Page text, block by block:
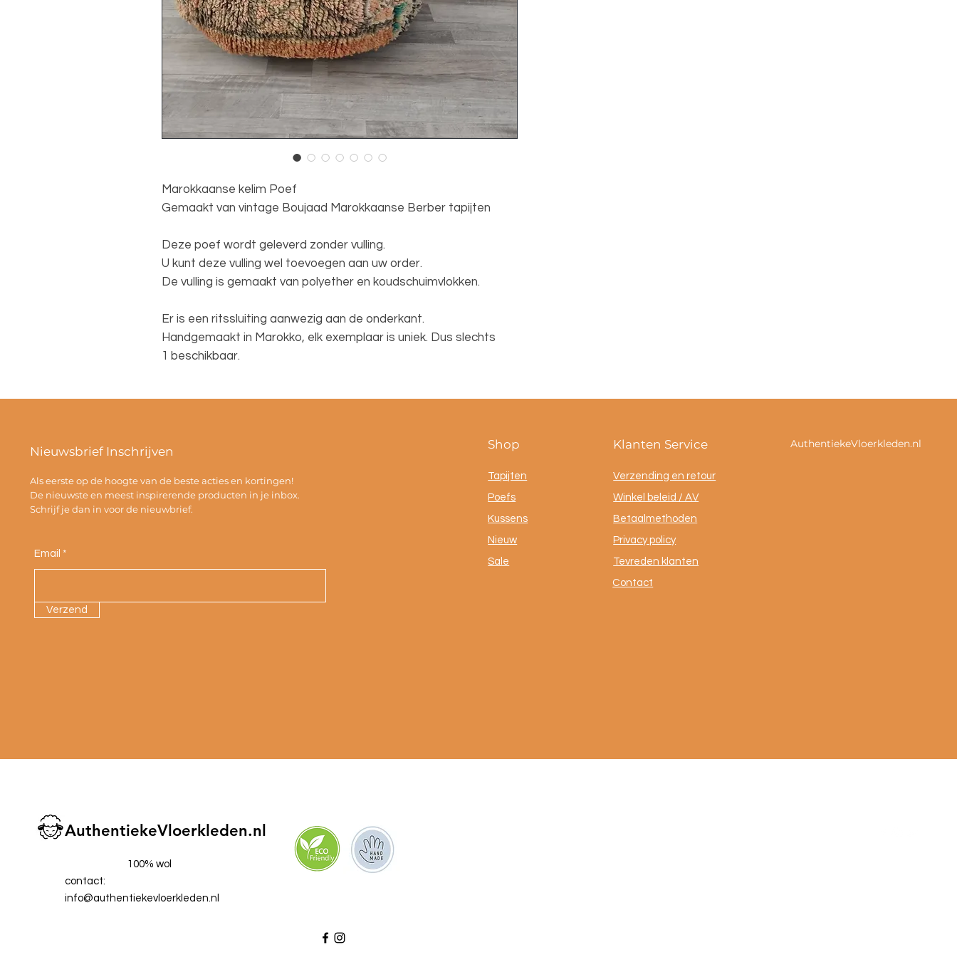
Marokkaanse kelim Poef
Gemaakt van vintage Boujaad Marokkaanse Berber tapijten
Deze poef wordt geleverd zonder vulling.
U kunt deze vulling wel toevoegen aan uw order.
De vulling is gemaakt van polyether en koudschuimvlokken.
Er is een ritssluiting aanwezig aan de onderkant.
Handgemaakt in Marokko, elk exemplaar is uniek. Dus slechts
1 beschikbaar.
Nieuwsbrief Inschrijven
Als eerste op de hoogte van de beste acties en kortingen!
De nieuwste en meest inspirerende producten in je inbox.
Schrijf je dan in voor de nieuwbrief.
Email
Verzend
Shop
Tapijten
Poefs
Kussens
Nieuw
Sale
Klanten Service
Verzending en retour
Winkel beleid / AV
Betaalmethoden
Privacy policy
Tevreden klanten
Contact
AuthentiekeVloerkleden.nl
AuthentiekeVloerkleden.nl
100% wol
contact:
info@authentiekevloerkleden.nl